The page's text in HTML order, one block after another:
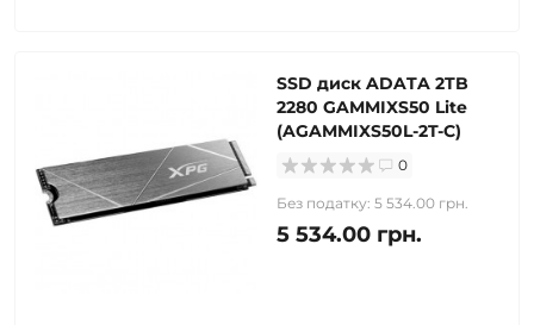
SSD диск ADATA 2TB
2280 GAMMIXS50 Lite
(AGAMMIXS50L-2T-C)
0
Без податку: 5 534.00 грн.
5 534.00 грн.